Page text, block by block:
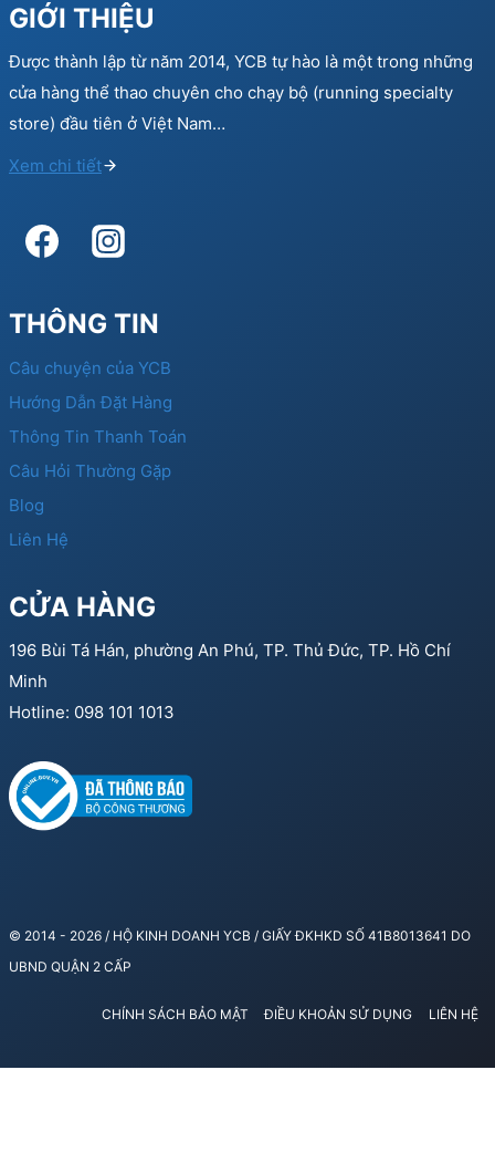
GIỚI THIỆU
Được thành lập từ năm 2014, YCB tự hào là một trong những
cửa hàng thể thao chuyên cho chạy bộ (running specialty
store) đầu tiên ở Việt Nam…
Xem chi tiết
THÔNG TIN
Câu chuyện của YCB
Hướng Dẫn Đặt Hàng
Thông Tin Thanh Toán
Câu Hỏi Thường Gặp
Blog
Liên Hệ
CỬA HÀNG
196 Bùi Tá Hán, phường An Phú, TP. Thủ Đức, TP. Hồ Chí
Minh
Hotline: 098 101 1013
© 2014 - 2026 / HỘ KINH DOANH YCB / GIẤY ĐKHKD SỐ 41B8013641 DO
UBND QUẬN 2 CẤP
CHÍNH SÁCH BẢO MẬT ĐIỀU KHOẢN SỬ DỤNG LIÊN HỆ